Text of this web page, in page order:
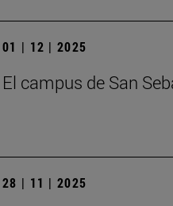
01 | 12 | 2025
El campus de San
28 | 11 | 2025